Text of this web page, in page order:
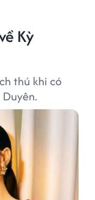
Kỳ
thú khi có